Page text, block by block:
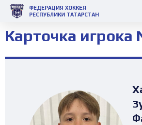
ФЕДЕРАЦИЯ ХОККЕЯ
РЕСПУБЛИКИ ТАТАРСТАН
Карточка